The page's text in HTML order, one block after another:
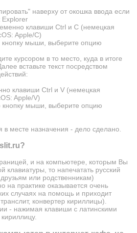
наверху от окошка ввода если
Explorer
клавиши Ctrl и C (немецкая
Apple/C)
мыши, выберите опцию
курсором в то место, куда в итоге
вставьте текст посредством
клавиши Ctrl и V (немецкая
Apple/V)
мыши, выберите опцию
в месте назначения - дело сделано.
и на компьютере, которым Вы
клавиатуры, то напечатать русский
или родственникам)
на практике оказывается очень
случаях на помощь и приходит
конвертер кириллицы).
- нажимая клавиши с латинскими